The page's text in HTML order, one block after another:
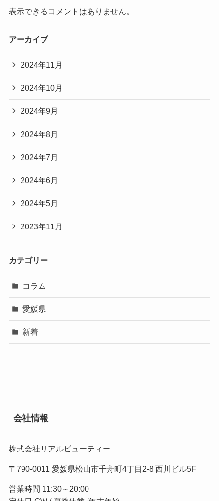
表示できるコメントはありません。
アーカイブ
2024年11月
2024年10月
2024年9月
2024年8月
2024年7月
2024年6月
2024年5月
2023年11月
カテゴリー
コラム
愛媛県
新着
会社情報
株式会社リアルビューティー
〒790-0011 愛媛県松山市千舟町4丁目2-8 西川ビル5F
営業時間 11:30～20:00